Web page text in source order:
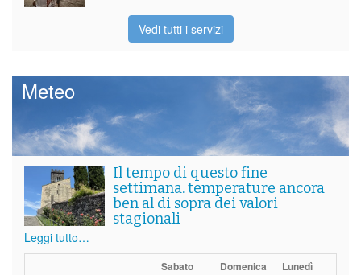
Vedi tutti i servizi
Meteo
Il tempo di questo fine
settimana. temperature ancora
ben al di sopra dei valori
stagionali
Leggi tutto…
Sabato Domenica Lunedì